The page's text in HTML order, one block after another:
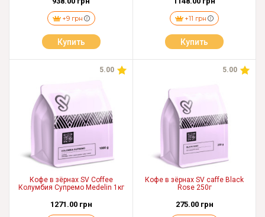
+9 грн
Купить
+11 грн
Купить
5.00
Кофе в зёрнах SV Coffee
Колумбия Супремо Medelin 1кг
1271.00 грн
5.00
Кофе в зёрнах SV caffe Black
Rose 250г
275.00 грн